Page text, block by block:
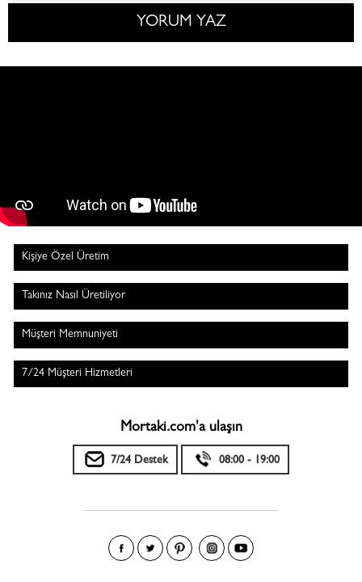
YORUM YAZ
Kişiye Özel Üretim
Takınız Nasıl Üretiliyor
Müşteri Memnuniyeti
7/24 Müşteri Hizmetleri
Mortaki.com'a ulaşın
7/24 Destek 08:00 - 19:00